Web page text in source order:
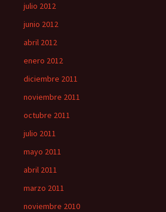
julio 2012
junio 2012
abril 2012
enero 2012
diciembre 2011
noviembre 2011
octubre 2011
julio 2011
mayo 2011
abril 2011
marzo 2011
noviembre 2010